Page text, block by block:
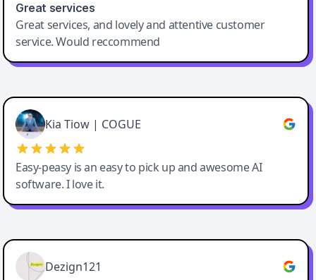
Great services
Great services, and lovely and attentive customer
service. Would reccommend
Cody Crabb
Great service, Best AI tool
Kia Tiow | COGUE
Easy-peasy is an easy to pick up and awesome AI
software. I love it.
Easy-Peasy AI
Dezign121